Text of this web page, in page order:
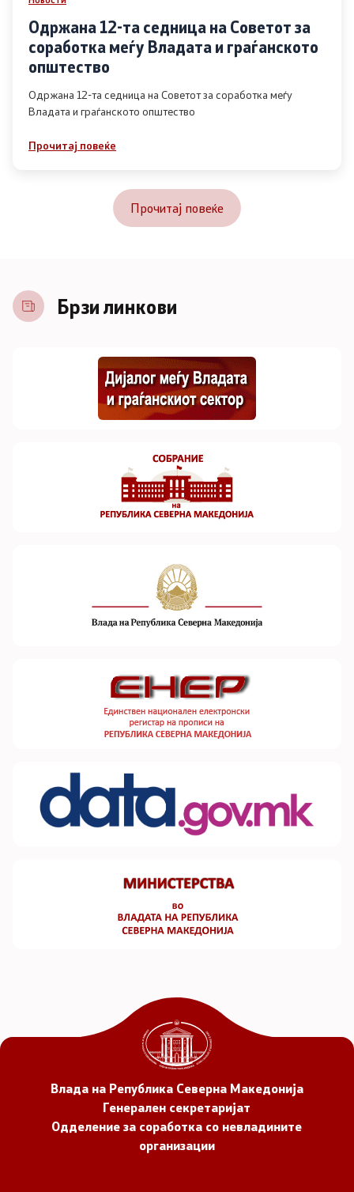
Одржана 12-та седница на Советот за
соработка меѓу Владата и граѓанското
општество
Одржана 12-та седница на Советот за соработка меѓу
Владата и граѓанското општество
Прочитај повеќе
Прочитај повеќе
Брзи линкови
Влада на Република Северна Македонија
Генерален секретаријат
Одделение за соработка со невладините
организации